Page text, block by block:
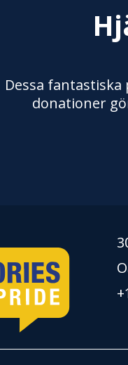
Dessa
donationer